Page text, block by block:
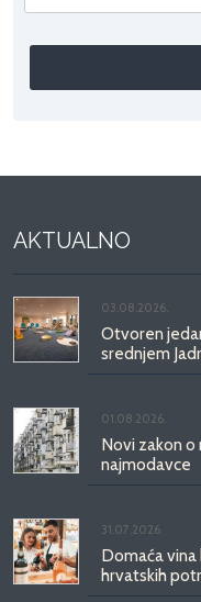
AKTUALNO
03.08.2026.
Otvoren
srednjem
01.08.2026.
Novi zakon o
najmodavce
31.07.2026.
Domaća
hrvatskih